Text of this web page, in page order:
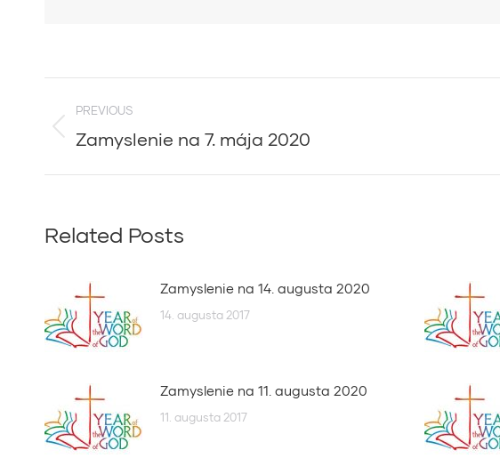
navigation
PREVIOUS
Previous
Zamyslenie na 7. mája 2020
Related Posts
Zamyslenie na 14. augusta 2020
14. augusta 2017
Zamyslenie na 11. augusta 2020
11. augusta 2017